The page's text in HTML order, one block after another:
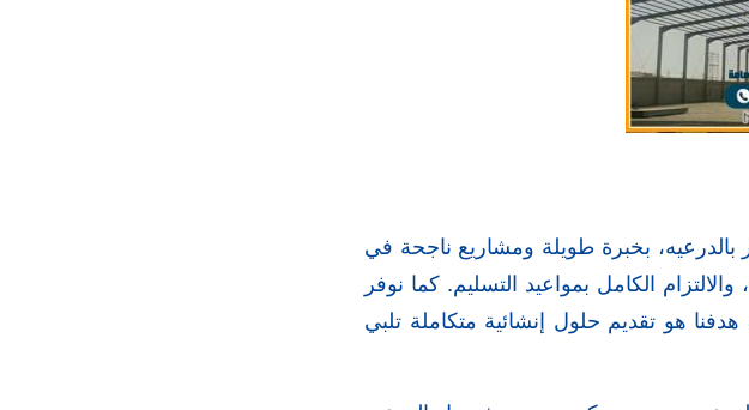
بخبرة طويلة ومشاريع ناجحة في
الكامل بمواعيد التسليم. كما نوفر
هو تقديم حلول إنشائية متكاملة تلبي